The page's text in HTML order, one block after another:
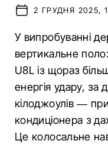
2 ГРУДНЯ 2025,
У випробуванні
вертикальне
U8L із щораз
енергія удару, за
кілоджоулів —
кондиціонера з
Це колосальне